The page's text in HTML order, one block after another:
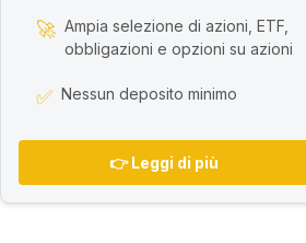
🚀 Ampia selezione di azioni, ETF,
obbligazioni e opzioni su azioni
✅ Nessun deposito minimo
👉 Leggi di più